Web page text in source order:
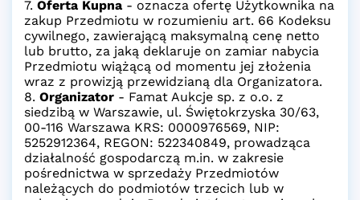
7. Oferta Kupna - oznacza ofertę Użytkownika na
zakup Przedmiotu w rozumieniu art. 66 Kodeksu
cywilnego, zawierającą maksymalną cenę netto
lub brutto, za jaką deklaruje on zamiar nabycia
Przedmiotu wiążącą od momentu jej złożenia
wraz z prowizją przewidzianą dla Organizatora.
8. Organizator - Famat Aukcje sp. z o.o. z
siedzibą w Warszawie, ul. Świętokrzyska 30/63,
00-116 Warszawa KRS: 0000976569, NIP:
5252912364, REGON: 522340849, prowadząca
działalność gospodarczą m.in. w zakresie
pośrednictwa w sprzedaży Przedmiotów
należących do podmiotów trzecich lub w